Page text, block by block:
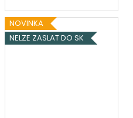
NOVINKA
NELZE ZASLAT DO SK